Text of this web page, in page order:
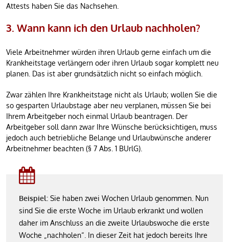
Attests haben Sie das Nachsehen.
3. Wann kann ich den Urlaub nachholen?
Viele Arbeitnehmer würden ihren Urlaub gerne einfach um die
Krankheitstage verlängern oder ihren Urlaub sogar komplett neu
planen. Das ist aber grundsätzlich nicht so einfach möglich.
Zwar zählen Ihre Krankheitstage nicht als Urlaub; wollen Sie die
so gesparten Urlaubstage aber neu verplanen, müssen Sie bei
Ihrem Arbeitgeber noch einmal Urlaub beantragen. Der
Arbeitgeber soll dann zwar Ihre Wünsche berücksichtigen, muss
jedoch auch betriebliche Belange und Urlaubwünsche anderer
Arbeitnehmer beachten (§ 7 Abs. 1 BUrlG).
Beispiel: Sie haben zwei Wochen Urlaub genommen. Nun
sind Sie die erste Woche im Urlaub erkrankt und wollen
daher im Anschluss an die zweite Urlaubswoche die erste
Woche „nachholen“. In dieser Zeit hat jedoch bereits Ihre